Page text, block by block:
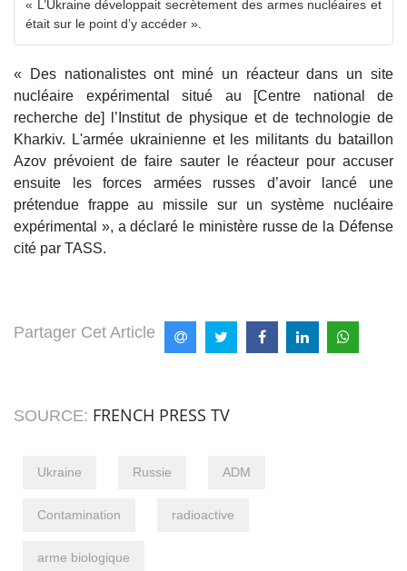
« L’Ukraine développait secrètement des armes nucléaires et
était sur le point d’y accéder ».
« Des nationalistes ont miné un réacteur dans un site
nucléaire expérimental situé au [Centre national de
recherche de] l’Institut de physique et de technologie de
Kharkiv. L'armée ukrainienne et les militants du bataillon
Azov prévoient de faire sauter le réacteur pour accuser
ensuite les forces armées russes d’avoir lancé une
prétendue frappe au missile sur un système nucléaire
expérimental », a déclaré le ministère russe de la Défense
cité par TASS.
Partager Cet Article
SOURCE: FRENCH PRESS TV
Ukraine Russie ADM
Contamination radioactive
arme biologique